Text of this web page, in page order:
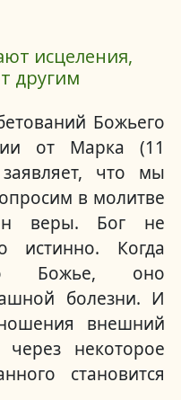
исцеления,
другим
Божьего
от Марка (11
что мы
в молитве
веры. Бог не
истинно. Когда
Божье, оно
болезни. И
внешний
некоторое
становится